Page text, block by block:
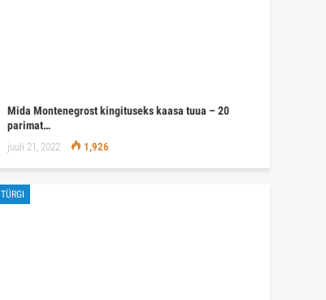
Mida Montenegrost kingituseks kaasa tuua – 20
parimat…
juuli 21, 2022 1,926
TÜRGI